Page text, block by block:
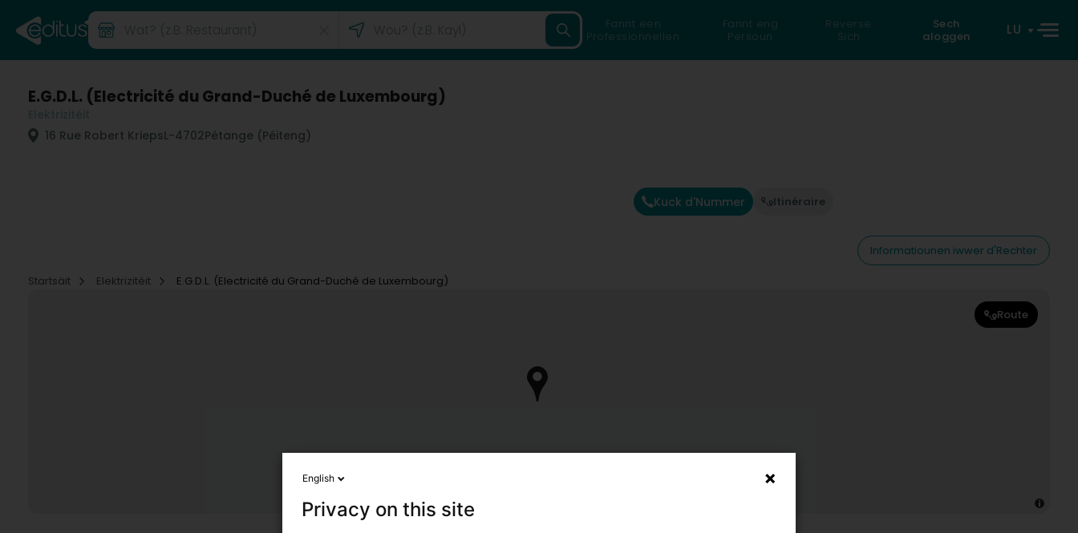
Fannt een
Professionnellen
Fannt eng
Persoun
Reverse
Sich
Sech
aloggen
LU
E.G.D.L. (Electricité du Grand-Duché de Luxembourg)
16 Rue Robert KriepsL-4702Pétange (Péiteng)
Kuck d'Nummer Itinéraire
Informatiounen iwwer d'Rechter
Startsäit
Elektrizitéit E.G.D.L. (Electricité du Grand-Duché de Luxembourg)
Route
English
Privacy on this site